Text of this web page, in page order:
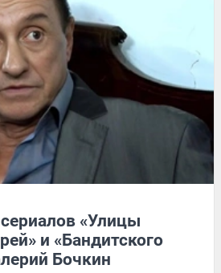
«Улицы
и «Бандитского
Бочкин